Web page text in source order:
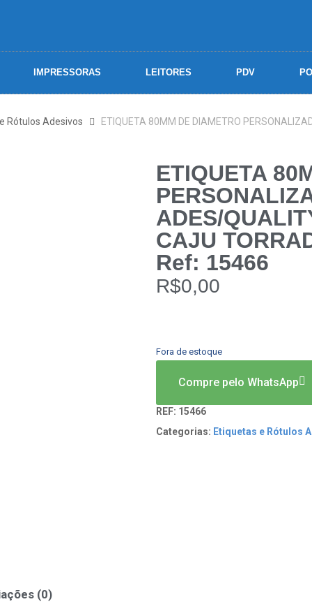
IMPRESSORAS LEITORES PDV
Rótulos Adesivos ETIQUETA 80MM DE DIAMETRO
ETIQUETA
ADES/
CAJU
Ref: 15466
R$0,00
Fora de estoque
Compre pelo WhatsApp
REF: 15466
Categorias: Etiquetas e Rótulos
(0)